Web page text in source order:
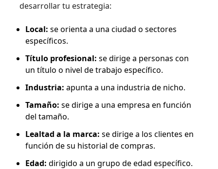
desarrollar tu estrategia:
Local: se orienta a una ciudad o sectores
específicos.
Título profesional: se dirige a personas con
un título o nivel de trabajo específico.
Industria: apunta a una industria de nicho.
Tamaño: se dirige a una empresa en función
del tamaño.
Lealtad a la marca: se dirige a los clientes en
función de su historial de compras.
Edad: dirigido a un grupo de edad específico.